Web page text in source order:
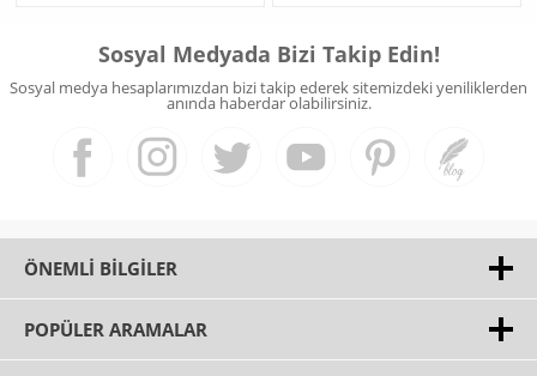
Sosyal Medyada Bizi Takip Edin!
Sosyal medya hesaplarımızdan bizi takip ederek sitemizdeki yeniliklerden
anında haberdar olabilirsiniz.
ÖNEMLI BILGILER
POPÜLER ARAMALAR